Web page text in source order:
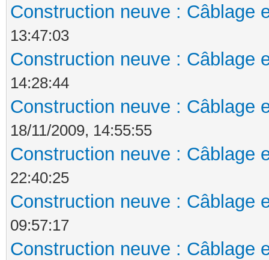
Construction neuve : Câblage
13:47:03
Construction neuve : Câblage
14:28:44
Construction neuve : Câblage
18/11/2009, 14:55:55
Construction neuve : Câblage
22:40:25
Construction neuve : Câblage
09:57:17
Construction neuve : Câblage